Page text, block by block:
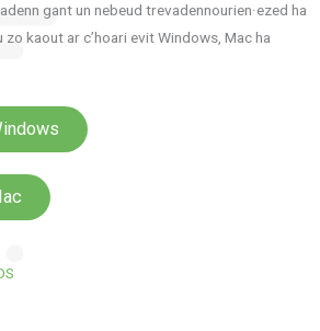
gant un nebeud trevadennourien·ezed ha
zo kaout ar c’hoari evit Windows, Mac ha